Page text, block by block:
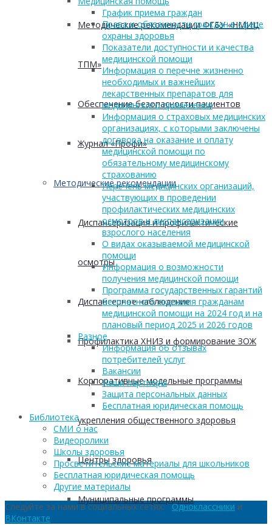
Методические рекомендации ФГБУ «НМИЦ
ТПМ»
Обеспечение безопасности пациентов
Журнал «Профи»
Методические рекомендации
Диспансеризация и профилактические
осмотры
Диспансерное наблюдение
Профилактика ХНИЗ и формирование ЗОЖ
Корпоративные модельные программы
укрепления общественного здоровья
Центры здоровья
Муниципальные программы
График приема граждан
Права и обязанности граждан в сфере
охраны здоровья
Показатели доступности и качества
медицинской помощи
Информация о перечне жизненно
необходимых и важнейших
лекарственных препаратов для
медицинского применения
Информация о страховых медицинских
организациях, с которыми заключены
договора на оказание и оплату
медицинской помощи по
обязательному медицинскому
страхованию
Перечень медицинских организаций,
участвующих в проведении
профилактических медицинских
осмотров и диспансеризации
взрослого населения
О видах оказываемой медицинской
помощи
Информация о возможности
получения медицинской помощи
Программа государственных гарантий
бесплатного оказания гражданам
медицинской помощи на 2024 год и на
плановый период 2025 и 2026 годов
Разное
Информация об отзывах
потребителей услуг
Вакансии
Наши партнеры
Защита персональных данных
Бесплатная юридическая помощь
Библиотека
СМИ о нас
Видеоролики
Школы здоровья
Просветительские материалы для школьников
Бесплатная юридическая помощь
Другие материалы
Следуйте за нами в социальных сетях:Одноклассники и
ВКонтакте